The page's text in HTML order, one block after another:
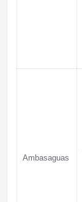
Ambasaguas